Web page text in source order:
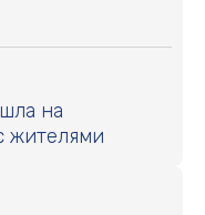
на
жителями